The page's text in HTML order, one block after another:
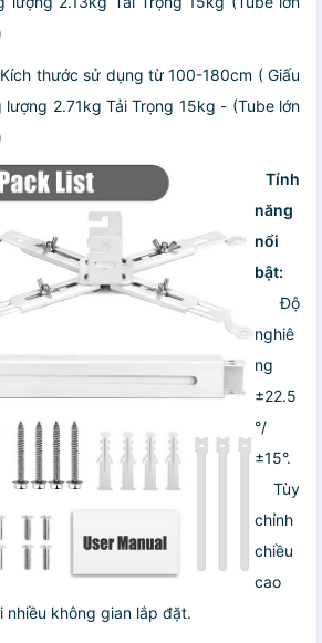
Kích thước sử dụng từ 100-180cm ( Giấu
2.71kg Tải Trọng 15kg - (Tube lớn
Tính
năng
nổi
bật:
️ Độ
nghiê
ng
±22.5
°/
±15°.
Tùy
chỉnh
chiều
cao
nhiều không gian lắp đặt.